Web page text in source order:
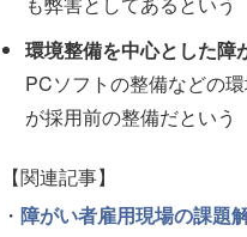
環境整備を中心とした障
PCソフトの整備などの
が採用前の整備だという
【関連記事】
・ 障がい者雇用現場の課題